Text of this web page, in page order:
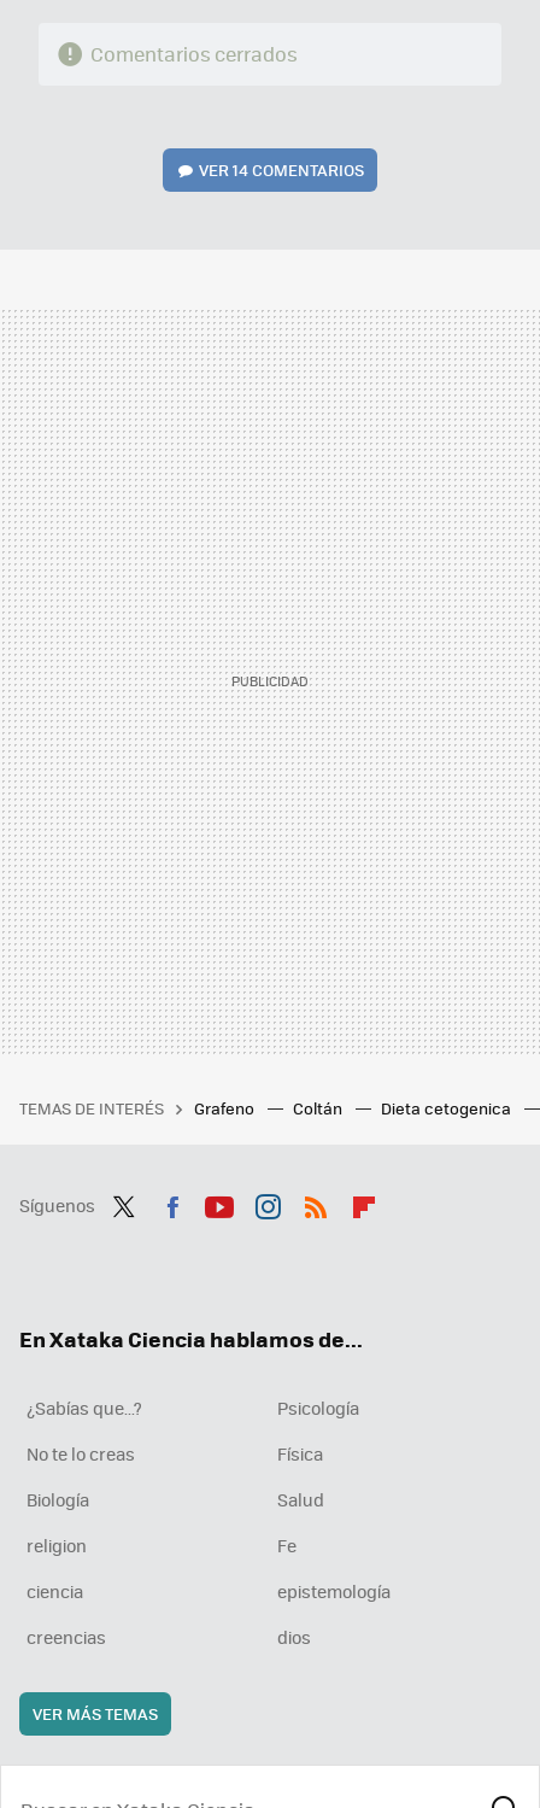
Comentarios cerrados
VER14 COMENTARIOS
TEMAS DE INTERÉS Grafeno Coltán Dieta cetogenica
Síguenos
En Xataka Ciencia hablamos de...
¿Sabías que...?
Psicología
No te lo creas
Física
Biología
Salud
religion
Fe
ciencia
epistemología
creencias
dios
VER MÁS TEMAS